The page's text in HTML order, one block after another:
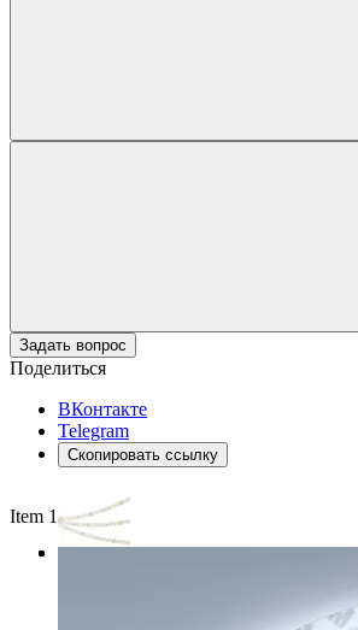
Задать вопрос
Поделиться
ВКонтакте
Telegram
Скопировать ссылку
Item 1 of 3